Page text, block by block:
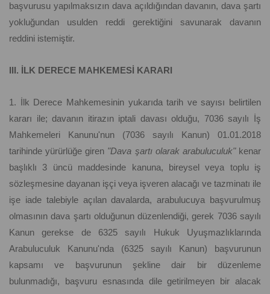
başvurusu yapılmaksızın dava açıldığından davanın, dava şartı
yokluğundan usulden reddi gerektiğini savunarak davanın
reddini istemiştir.
III. İLK DERECE MAHKEMESİ KARARI
1. İlk Derece Mahkemesinin yukarıda tarih ve sayısı belirtilen
kararı ile; davanın itirazın iptali davası olduğu, 7036 sayılı İş
Mahkemeleri Kanunu'nun (7036 sayılı Kanun) 01.01.2018
tarihinde yürürlüğe giren "Dava şartı olarak arabuluculuk"kenar
başlıklı 3 üncü maddesinde kanuna, bireysel veya toplu iş
sözleşmesine dayanan işçi veya işveren alacağı ve tazminatı ile
işe iade talebiyle açılan davalarda, arabulucuya başvurulmuş
olmasının dava şartı olduğunun düzenlendiği, gerek 7036 sayılı
Kanun gerekse de 6325 sayılı Hukuk Uyuşmazlıklarında
Arabuluculuk Kanunu'nda (6325 sayılı Kanun) başvurunun
kapsamı ve başvurunun şekline dair bir düzenleme
bulunmadığı, başvuru esnasında dile getirilmeyen bir alacak